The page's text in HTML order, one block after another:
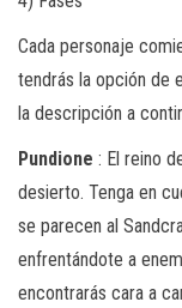
Cada personaje
tendrás la opción de
la descripción a
Pundione : El reino
desierto. Tenga en
se parecen al
enfrentándote a
encontrarás cara a